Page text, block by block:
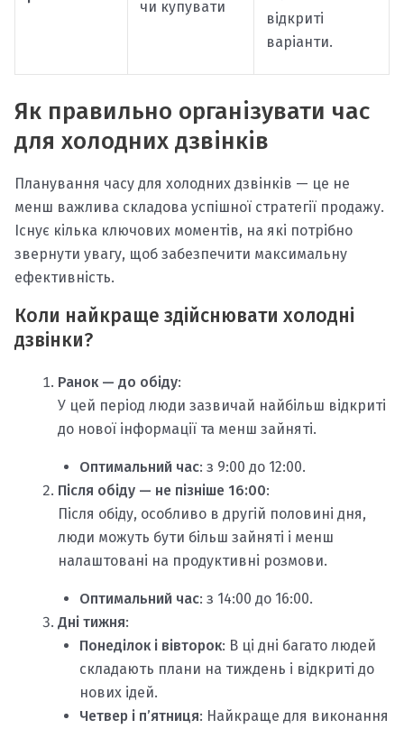
чи купувати
відкриті
варіанти.
Як правильно організувати час
для холодних дзвінків
Планування часу для холодних дзвінків — це не
менш важлива складова успішної стратегії продажу.
Існує кілька ключових моментів, на які потрібно
звернути увагу, щоб забезпечити максимальну
ефективність.
Коли найкраще здійснювати холодні
дзвінки?
Ранок — до обіду:
У цей період люди зазвичай найбільш відкриті
до нової інформації та менш зайняті.
Оптимальний час: з 9:00 до 12:00.
Після обіду — не пізніше 16:00:
Після обіду, особливо в другій половині дня,
люди можуть бути більш зайняті і менш
налаштовані на продуктивні розмови.
Оптимальний час: з 14:00 до 16:00.
Дні тижня:
Понеділок і вівторок: В ці дні багато людей
складають плани на тиждень і відкриті до
нових ідей.
Четвер і п’ятниця: Найкраще для виконання